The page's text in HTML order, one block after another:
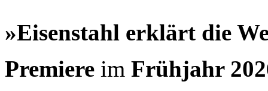
»Eisenstahl erklärt die
Premiere im Frühjahr